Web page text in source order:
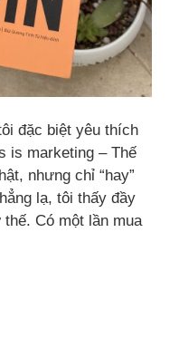
đặc biệt yêu thích
is marketing – Thế
nhưng chỉ “hay”
lạ, tôi thấy đầy
Có một lần mua